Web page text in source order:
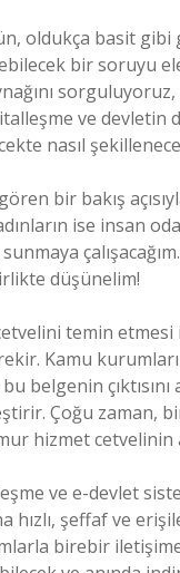
oldukça basit gibi
bir soruyu
ve devletin
nasıl
bir bakış
ise insan
düşünelim!
temin
Kamu
belgenin
Çoğu zaman,
hizmet cetvelinin
ve e-devlet
hızlı, şeffaf ve
birebir